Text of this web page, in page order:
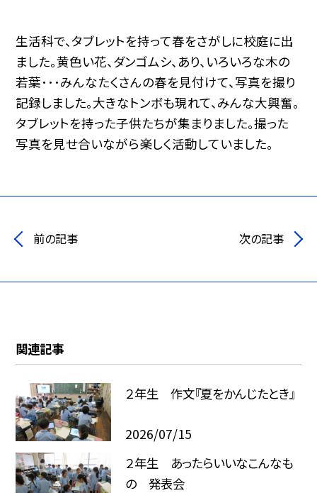
生活科で、タブレットを持って春をさがしに校庭に出
ました。黄色い花、ダンゴムシ、あり、いろいろな木の
若葉･･･みんなたくさんの春を見付けて、写真を撮り
記録しました。大きなトンボも現れて、みんな大興奮。
タブレットを持った子供たちが集まりました。撮った
写真を見せ合いながら楽しく活動していました。
前の記事 次の記事
関連記事
２年生 作文『夏をかんじたとき』
2026/07/15
２年生 あったらいいなこんなも
の 発表会